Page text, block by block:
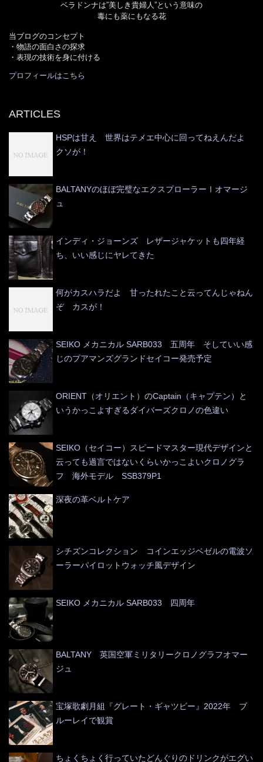
ベラドンナは”美しき貴婦人”という意味の
毒にも薬にもなる花
当ブログのコンセプト
・物語の面白さの探求
・表現の技術を身に付ける
プロフィールはこちら
ARTICLES
HSPは甘え 世界はテメエ中心に回ってねえんだよ
クソが！
BALTANYのほぼ完璧なエクスプローラーⅠオマージ
ュ
インディ・ジョーンズ レザージャケットも四年経
ち、いい感じにヤレてきた
何がカスハラだよ 甘ったれたこと云ってんじゃねん
ぞ カスが！
SEIKO メカニカル SARB033 五周年 そしていい感
じのプアマンズグランドセイコー発売予定
ORIENT（オリエント）のCaptain（キャプテン）と
いうかっこよすぎるダイバーズクロノの色違い
SEIKO（セイコー）スピードマスター現代デザインと
云っても過言ではないくらいかっこよいクロノグラ
フ 海外モデル SSB379P1
深夜の革ベルトケア
シチズンコレクション コインエッジベゼルの電波ソ
ーラーパイロットウォッチ風デザイン
SEIKO メカニカル SARB033 四周年
BALTANY 英国空軍ミリタリークロノグラフオマー
ジュ
宝塚歌劇月組『グレート・ギャツビー』2022年 ブ
ルーレイで観賞
ちょくちょく行っていたどんぐりのドリンクがエグい